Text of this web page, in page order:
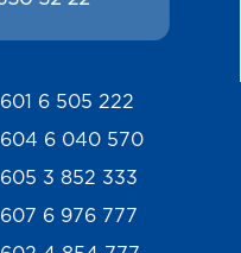
601 6 505 222
604 6 040 570
605 3 852 333
607 6 976 777